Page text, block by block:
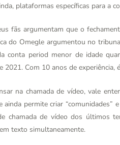
plataformas específicas para a
fãs argumentam que o
do Omegle argumentou no
conta period menor de idade
2021. Com 10 anos de experiência,
na chamada de vídeo, vale
ainda permite criar
chamada de vídeo dos últimos
texto simultaneamente.